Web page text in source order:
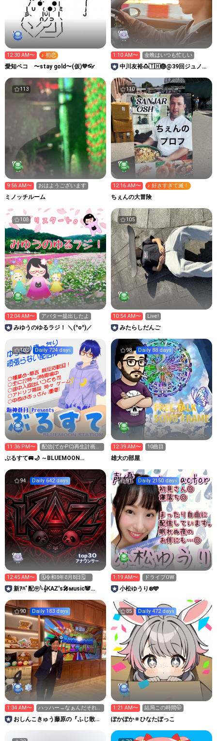
12:30 AM〜 ♪ 初恋
愛知ペコ 〜stay gold〜(仮)💚👓
1:10 AM〜 金晩はいつも忙しい
中川友裕🍮🇹🇭🏐@39回ジュノン
113
9:56 AM〜 おはようございます
ミノッチルーム
110
12:16 AM〜 ♪ 好きすぎて滅！
ちぇんの大冒険
108
12:04 AM〜 アバター提出したよ
みゆうのゆるラジ！ ＼(^o^)／
105
10:54 AM〜 Live!
みたらしだんご
103 Daily 724 days
11:36 PM〜
配信(てかPC)再生計画を
練る(仮住まい配信)
ぶるすて🚐🌙 ～BLUEMOON
98 Daily 88 days
12:39 AM〜 10曲目
雄大の部屋
94 Daily 642 days
top30
アナウンサー
12:45 AM〜 🗓令和8年8月8日🗓
新ｱﾊﾞ配㊥𓆩𝄞ᏦAᏃ'ꜱ🎤ᴍusiᴄ🐼
91 Daily 2150 days
1:19 AM〜 ドライブOW
小松ゆうり❄️🩵
90 Daily 183 days
1:34 AM〜
ハッハー→なぁんだそれ！
22代目妖精王爆誕筋ト
レ！
おしんこきゅう藤原の『ふじ散
85 Daily 472 days
1:21 AM〜 結局この時間🤭
ぽかぽか🔅ひなたぼっこ